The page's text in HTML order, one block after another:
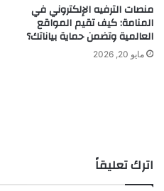
منصات الترفيه الإلكتروني في
المنامة: كيف تقيم المواقع
العالمية وتضمن حماية بياناتك؟
مايو 20, 2026
اترك تعليقاً